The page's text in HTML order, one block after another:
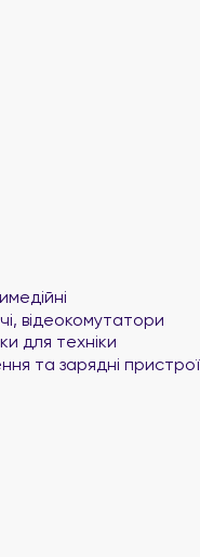
відеокомутатори
для техніки
та зарядні пристрої